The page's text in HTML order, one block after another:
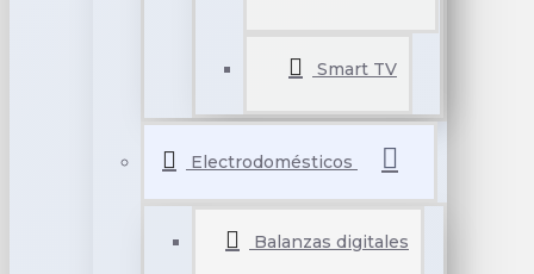
Smart TV
Electrodomésticos
Balanzas digitales